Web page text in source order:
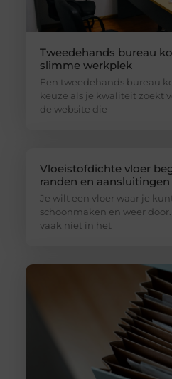
Tweedehands bureau
slimme werkplek
Een tweedehands bureau
keuze als je kwaliteit zoekt
de website die
Vloeistofdichte vloer
randen en aansluitingen
Je wilt een vloer waar je
schoonmaken en weer
vaak niet in het